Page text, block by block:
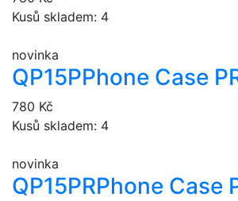
Kusů skladem: 4
novinka
QP15PPhone Case
780 Kč
Kusů skladem: 4
novinka
QP15PRPhone Case